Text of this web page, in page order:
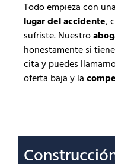
Todo empieza con una
lugar del accidente,
sufriste. Nuestro
honestamente si
cita y puedes
oferta baja y la